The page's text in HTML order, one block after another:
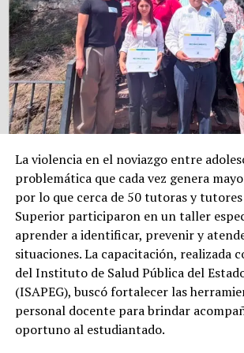
La violencia en el noviazgo entre
problemática que cada vez genera
por lo que cerca de 50 tutoras y
Superior participaron en un taller
aprender a identificar, prevenir y
situaciones. La capacitación, realizada
del Instituto de Salud Pública del
(ISAPEG), buscó fortalecer las
personal docente para brindar
oportuno al estudiantado.